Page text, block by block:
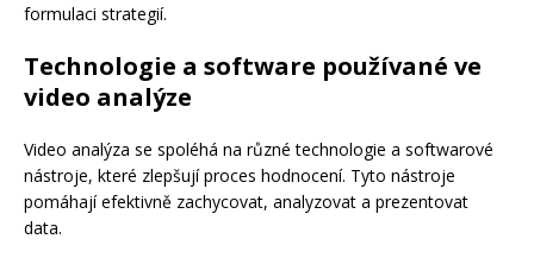
formulaci strategií.
Technologie a software používané ve
video analýze
Video analýza se spoléhá na různé technologie a softwarové
nástroje, které zlepšují proces hodnocení. Tyto nástroje
pomáhají efektivně zachycovat, analyzovat a prezentovat
data.